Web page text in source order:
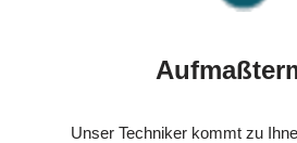
Unser Techniker kommt zu